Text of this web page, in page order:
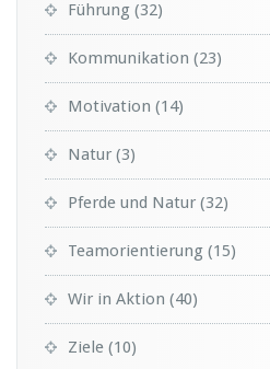
Führung (32)
Kommunikation (23)
Motivation (14)
Natur (3)
Pferde und Natur (32)
Teamorientierung (15)
Wir in Aktion (40)
Ziele (10)